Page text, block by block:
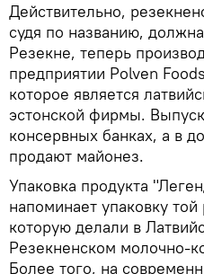
Действительно,
судя по названию,
Резекне, теперь
предприятии Polven
которое является
эстонской фирмы.
консервных банках, а в
продают майонез.
Упаковка продукта
напоминает упаковку
которую делали в
Резекненском молочно-
Более того, на